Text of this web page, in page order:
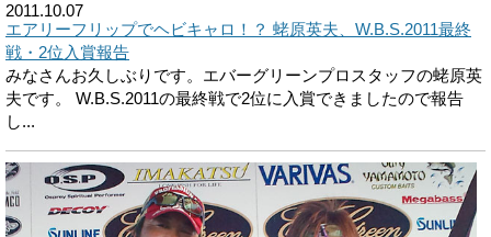
2011.10.07
エアリーフリップでヘビキャロ！？ 蛯原英夫、W.B.S.2011最終
戦・2位入賞報告
みなさんお久しぶりです。エバーグリーンプロスタッフの蛯原英
夫です。 W.B.S.2011の最終戦で2位に入賞できましたので報告
し...